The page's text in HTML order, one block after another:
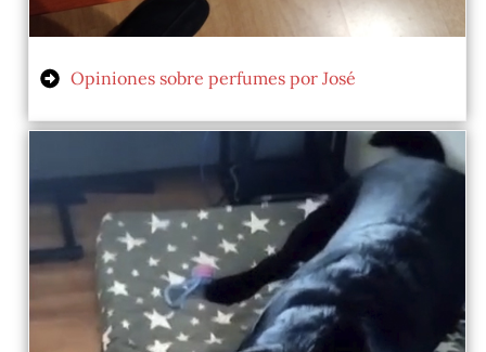
Opiniones sobre perfumes por José